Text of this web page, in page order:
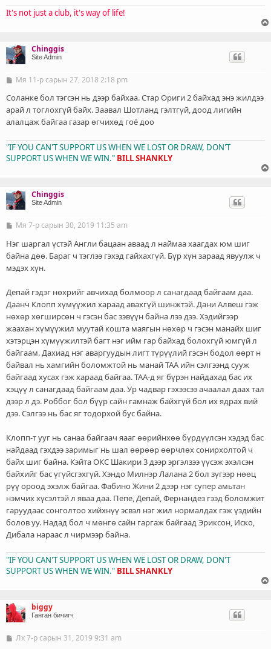
It's not just a club, it's way of life!
Chinggis
Site Admin
Б
ч
э
г
Мя 11-р сарын 27, 2018 2:18 pm
Соланке бол тэгсэн нь дээр байхаа. Стар Ориги 2 байхад энэ жилдээ
арай л тоглохгүй байх. Заавал Шотланд гэлтгүй, доод лигийн
алалцаж байгаа газар өгчихөд гоё доо
"IF YOU CAN'T SUPPORT US WHEN WE LOST OR DRAW, DON'T
SUPPORT US WHEN WE WIN." BILL SHANKLY
Chinggis
Site Admin
Б
ч
л
э
г
Мя 7-р сарын 30, 2019 11:35 am
Нэг шаргал үстэй Англи бацаан аваад л наймаа хаагдах юм шиг
байна дөө. Бараг ч тэглээ гэхэд гайхахгүй. Бүр хүн зараад явуулж ч
мэдэх хүн.
Депай гэдэг нөхрийг авчихад болмоор л санагдаад байгаам даа.
Даанч Клопп хүмүүжил хараад авахгүй шинжтэй. Дани Алвеш гэж
нөхөр хөгширсөн ч гэсэн бас зэвүүн байна лээ дээ. Хэдийгээр
жаахан хүмүүжил муутай кошта маягын нөхөр ч гэсэн манайх шиг
хэтэрцэн хүмүүжилтэй багт нэг ийм гар байхад болохгүй юмгүй л
байгаам. Дахиад нэг аваргуудын лигт түрүүлий гэсэн бодол өөрт н
байвал нь хамгийн боломжтой нь манай ТАА ийн сэлгээнд сууж
байгаад хусах гэж хараад байгаа. ТАА-д яг бүрэн найдахад бас их
хэцүү л санагдаад байгаам даа. Ур чадвар гэхээсээ ачаалал даах тал
дээр л дэ. Роббог бол бүүр сайн гамнаж байхгүй бол их ядрах вий
дээ. Сэлгээ нь бас яг тодорхой бус байна.
Клопп-т ууг нь санаа байгаач яааг өөрийнхөө бүрдүүлсэн хэдэд бас
найдаад гэхдээ заримыг нь шал өөрөөр өөрчлөх сонирхолтой ч
байх шиг байна. Кэйта ОКС Шакири 3 дээр эргэлзээ үүсэж эхэлсэн
байхийг бас үгүйсгэхгүй. Хэндо Милнэр Лалана 2 бол зүгээр нөөц
рүү ороод эхэлж байгаа. Фабино Жини 2 дээр нэг супер амьтан
нэмчих хүсэлтэй л яваа даа. Пепе, Депай, Фернандез гээд боломжит
гаруудаас сонголтоо хийхнүү эсвэл нэг жил нормалдах гэж үздийн
болов уу. Надад бол ч мөнгө сайн гаргаж байгаад Эриксон, Иско,
Дибала нараас л чирмээр байна.
"IF YOU CAN'T SUPPORT US WHEN WE LOST OR DRAW, DON'T
SUPPORT US WHEN WE WIN." BILL SHANKLY
biggy
Ганган бичигч
БЛх 7-р сарын 31, 2019 9:31 am